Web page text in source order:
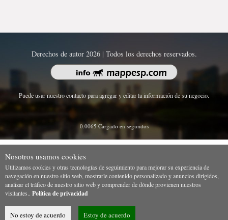
Derechos de autor 2026 | Todos los derechos reservados.
Puede usar nuestro contacto para agregar y editar la información de su negocio.
0.0065 Cargado en segundos
Nosotros usamos cookies
Utilizamos cookies y otras tecnologías de seguimiento para mejorar su experiencia de
navegación en nuestro sitio web, mostrarle contenido personalizado y anuncios dirigidos,
analizar el tráfico de nuestro sitio web y comprender de dónde provienen nuestros
visitantes.. Política de privacidad
No estoy de acuerdo Estoy de acuerdo